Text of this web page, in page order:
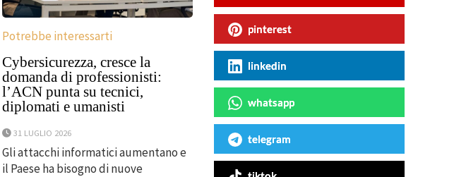
Potrebbe interessarti
Cybersicurezza, cresce la
domanda di professionisti:
l’ACN punta su tecnici,
diplomati e umanisti
31 LUGLIO 2026
Gli attacchi informatici aumentano e
il Paese ha bisogno di nuove
pinterest
linkedin
whatsapp
telegram